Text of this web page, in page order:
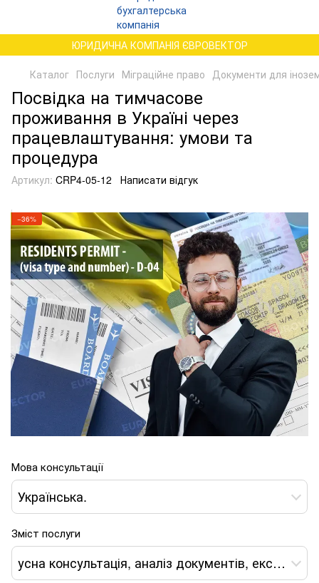
ЮРИДИЧНА КОМПАНІЯ ЄВРОВЕКТОР
Каталог Послуги Міграційне право Документи для
Посвідка на тимчасове
проживання в Україні через
працевлаштування: умови та
процедура
Артикул: CRP4-05-12 Написати відгук
−36%
Мова консультації
Українська.
Зміст послуги
усна консультація, аналіз документів, експертний висновок, формування пакета документів, дистанційний супровід отримання посвідки*